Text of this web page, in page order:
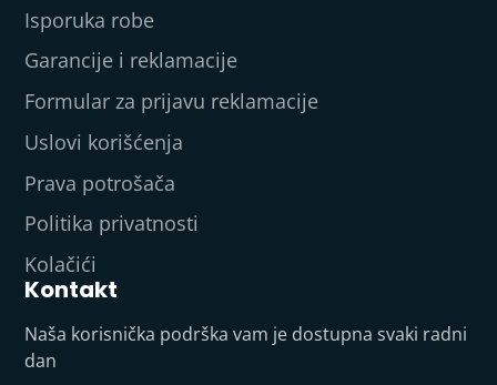
Isporuka robe
Garancije i reklamacije
Formular za prijavu reklamacije
Uslovi korišćenja
Prava potrošača
Politika privatnosti
Kolačići
Kontakt
Naša korisnička podrška vam je dostupna svaki radni
dan